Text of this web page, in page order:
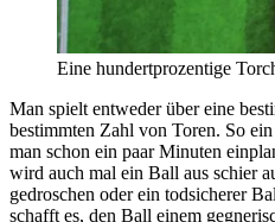
Eine hundertprozentige
Man spielt entweder über eine
bestimmten Zahl von Toren. So
man schon ein paar Minuten
wird auch mal ein Ball aus schier
gedroschen oder ein todsicherer
schafft es, den Ball einem